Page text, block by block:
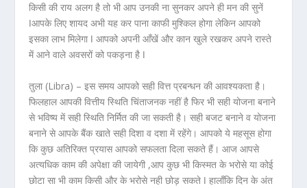
किसी की राय अलग है तो भी आप उनकी ना सुनकर अपने ही मन की सुनें
ǀआपके लिए शायद अभी यह कर पाना काफी मुश्किल होगा लेकिन आपको
इसका लाभ मिलेगा ǀ आपको अपनी आँखें और कान खुले रखकर अपने रास्ते
में आने वाले अवसरों को पकड़ना है ǀ
तुला (Libra) – इस समय आपको सही वित्त प्रबन्धन की आवश्यकता है।
फिलहाल आपकी वित्तीय स्थिति चिंताजनक नहीं है फिर भी सही योजना बनाने
से भविष्य में सही स्थिति निर्मित की जा सकती है। सही बजट बनाने व योजना
बनाने से आपके बैंक खाते सही दिशा व दशा में रहेंगे। आपको ये महसूस होगा
कि कुछ अतिरिक्त प्रयास आपको सफलता दिला सकते हैं। आज आपसे
अत्यधिक काम की अपेक्षा की जायेगी ,आप कुछ भी किस्मत के भरोसे या कोई
छोटा सा भी काम किसी और के भरोसे नही छोड़ सकते ǀ हालाँकि दिन के अंत